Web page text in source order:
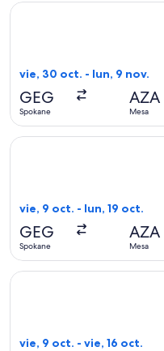
vie, 30 oct. - lun, 9 nov.
GEG
Spokane
AZA
Mesa
Seleccionar vuelo de
vie, 9 oct. - lun, 19 oct.
GEG
Spokane
AZA
Mesa
Seleccionar vuelo de
vie, 9 oct. - vie, 16 oct.
Seleccionar vuelo de